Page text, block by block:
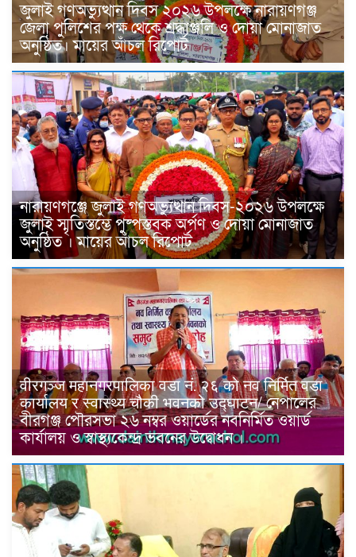
জুলাই গণঅভ্যুত্থান দিবস ২০২৬ উপলক্ষে নারায়ণগঞ্জ
জেলা পুলিশের পক্ষ থেকে শ্রদ্ধাঞ্জলি ও দোয়া মোনাজাত
অনুষ্ঠিত। মায়ের আঁচল রিপোর্ট
নারায়ণগঞ্জে জুলাই গণঅভ্যুত্থান দিবস-২০২৬ উপলক্ষে
জুলাই স্মৃতিস্তম্ভে পুষ্পস্তবক অর্পণ ও দোয়া মোনাজাত
অনুষ্ঠিত । মায়ের আঁচল রিপোর্ট
वीरगञ्ज महानगरपालिका वडा नं. २६ को नव निर्मित वडा
कार्यालय र स्वास्थ्य चौकी भवनको उद्घाटन/ নেপালের
বীরগঞ্জ পৌরসভা ২৬ নম্বর ওয়ার্ডের নবনির্মিত ওয়ার্ড
কার্যালয় ও স্বাস্থ্যকেন্দ্র ভবনের উদ্বোধন ।